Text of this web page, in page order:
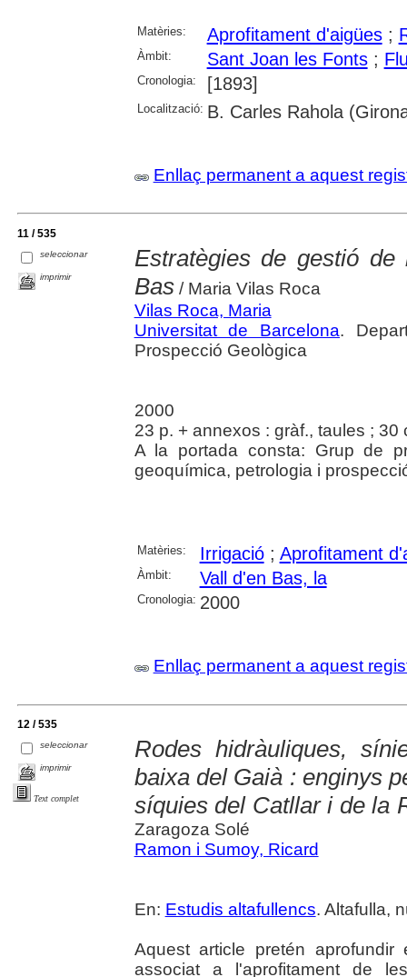
Matèries: Aprofitament d'aigües;
Àmbit: Sant Joan les Fonts;
Cronologia: [1893]
Localització: B. Carles Rahola
Enllaç permanent a aquest
11 / 535
seleccionar
imprimir
Estratègies de gestió
Bas/ Maria Vilas Roca
Vilas Roca, Maria
Universitat de Barcelona.
Prospecció Geològica
2000
23 p. + annexos : gràf., taules ; 30
A la portada consta: Grup de
geoquímica, petrologia i
Matèries: Irrigació; Aprofitament
Àmbit: Vall d'en Bas, la
Cronologia: 2000
Enllaç permanent a aquest
12 / 535
seleccionar
imprimir
Text complet
Rodes hidràuliques,
baixa del Gaià : enginys
síquies del Catllar i de la
Zaragoza Solé
Ramon i Sumoy, Ricard
En: Estudis altafullencs. Altafulla,
Aquest article pretén
associat a l'aprofitament de